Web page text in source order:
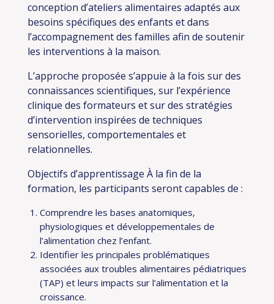
conception d’ateliers alimentaires adaptés aux
besoins spécifiques des enfants et dans
l’accompagnement des familles afin de soutenir
les interventions à la maison.
L’approche proposée s’appuie à la fois sur des
connaissances scientifiques, sur l’expérience
clinique des formateurs et sur des stratégies
d’intervention inspirées de techniques
sensorielles, comportementales et
relationnelles.
Objectifs d’apprentissage À la fin de la
formation, les participants seront capables de :
Comprendre les bases anatomiques,
physiologiques et développementales de
l’alimentation chez l’enfant.
Identifier les principales problématiques
associées aux troubles alimentaires pédiatriques
(TAP) et leurs impacts sur l’alimentation et la
croissance.